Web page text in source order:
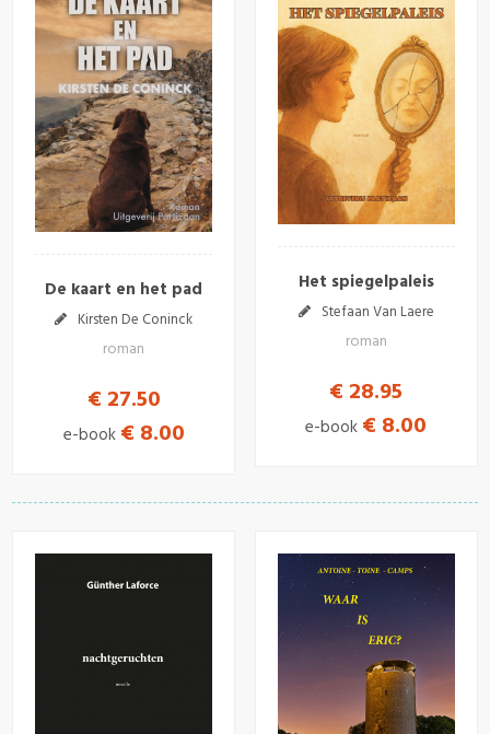
De kaart en het pad
Kirsten De Coninck
roman
€ 27.50
e-book € 8.00
Het spiegelpaleis
Stefaan Van Laere
roman
€ 28.95
e-book € 8.00